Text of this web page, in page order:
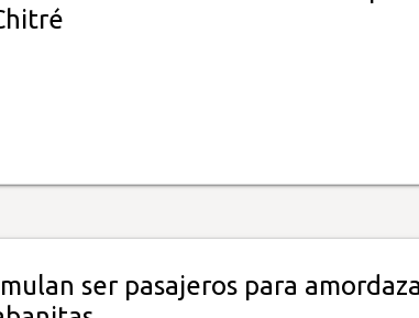
ser pasajeros para